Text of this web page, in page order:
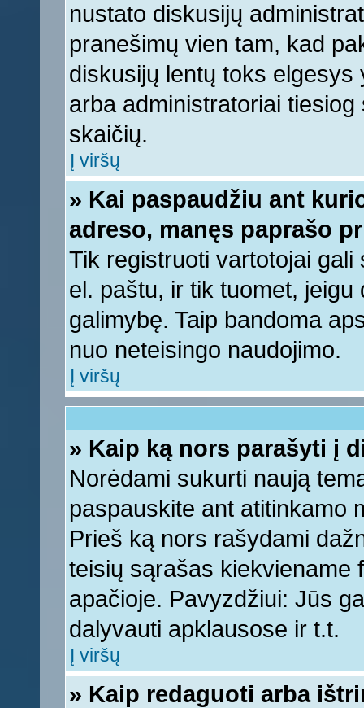
nustato diskusijų
pranešimų vien tam, kad
diskusijų lentų toks
arba administratoriai
skaičių.
Į viršų
» Kai paspaudžiu ant
adreso, manęs paprašo
Tik registruoti vartotojai
el. paštu, ir tik tuomet,
galimybę. Taip bandoma
nuo neteisingo naudojimo.
Į viršų
» Kaip ką nors parašyti į
Norėdami sukurti naują
paspauskite ant atitinkamo
Prieš ką nors rašydami
teisių sąrašas kiekviename
apačioje. Pavyzdžiui: Jūs
dalyvauti apklausose ir t.t.
Į viršų
» Kaip redaguoti arba